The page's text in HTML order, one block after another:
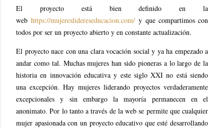
El proyecto está bien definido en la
webhttps://mujereslidereseducacion.com/ y que compartimos con
todos por ser un proyecto abierto y en constante actualización.
El proyecto nace con una clara vocación social y ya ha empezado a
andar como tal. Muchas mujeres han sido pioneras a lo largo de la
historia en innovación educativa y este siglo XXI no está siendo
una excepción. Hay mujeres liderando proyectos verdaderamente
excepcionales y sin embargo la mayoría permanecen en el
anonimato. Por lo tanto a través de la web se permite que cualquier
mujer apasionada con un proyecto educativo que esté desarrollando